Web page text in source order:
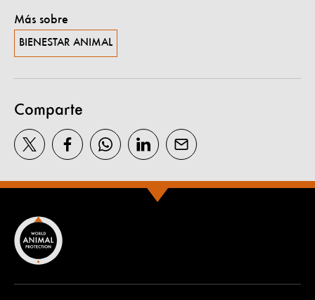
Más sobre
BIENESTAR ANIMAL
Comparte